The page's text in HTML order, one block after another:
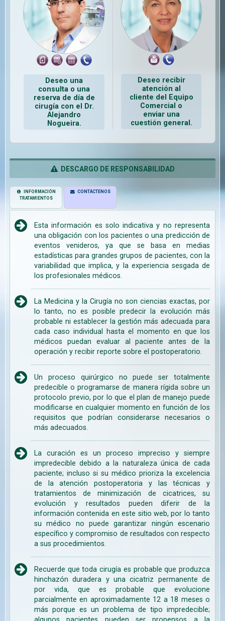
Deseo una
consulta o una
reserva de día de
cirugía con el Dr.
Alejandro
Nogueira.
Deseo recibir
atención al
cliente del Equipo
Comercial o
enviar una
cuestión general.
DESCARGO DE RESPONSABILIDAD
INFORMACIÓN
TRATAMIENTOS
CONTÁCTENOS
Esta información es solo indicativa y no representa
una obligación con los pacientes o una predicción de
eventos venideros, ya que se basa en medias
estadísticas para grandes grupos de pacientes, con la
variabilidad que implica, y la experiencia sesgada de
los profesionales médicos.
La Medicina y la Cirugía no son ciencias exactas, por
lo tanto, no es posible predecir la evolución más
probable ni establecer la gestión más adecuada para
cada caso individual hasta el momento en que los
médicos puedan evaluar al paciente antes de la
operación y recibir reporte sobre el postoperatorio.
Un proceso quirúrgico no puede ser totalmente
predecible o programarse de manera rígida sobre un
protocolo previo, por lo que el plan de manejo puede
modificarse en cualquier momento en función de los
requisitos que podrían considerarse necesarios o
más adecuados.
La curación es un proceso impreciso y siempre
impredecible debido a la naturaleza única de cada
paciente; incluso si su médico prioriza la excelencia
de la atención postoperatoria y las técnicas y
tratamientos de minimización de cicatrices, su
evolución y resultados pueden diferir de la
información contenida en este sitio web, por lo tanto
su médico no puede garantizar ningún escenario
específico y compromiso de resultados con respecto
a sus procedimientos.
Recuerde que toda cirugía es probable que produzca
hinchazón duradera y una cicatriz permanente de
por vida, que es probable que evolucione
parcialmente en aproximadamente 12 a 18 meses o
más porque es un problema de tipo impredecible;